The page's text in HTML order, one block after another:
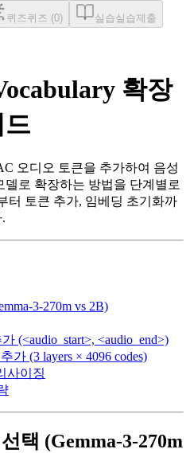
퀴즈퀴즈 (0) 실습실습제출
확장
오디오 토큰을 추가하여 음성
로 확장하는 방법을 단계별로
터 토큰 추가, 임베딩 초기화까
3-270m vs 2B)
(<audio_start>, <audio_end>)
가 (3 layers × 4096 codes)
사이징
택 (Gemma-3-270m